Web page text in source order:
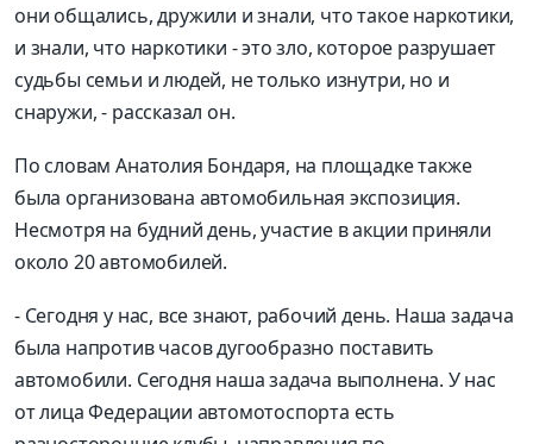
они общались, дружили и знали, что такое наркотики,
и знали, что наркотики -это зло, которое разрушает
судьбы семьи и людей, не только изнутри, но и
снаружи,- рассказал он.
По словам Анатолия Бондаря, на площадке также
была организована автомобильная экспозиция.
Несмотря на будний день, участие в акции приняли
около 20 автомобилей.
- Сегодня у нас, все знают, рабочий день. Наша задача
была напротив часов дугообразно поставить
автомобили. Сегодня наша задача выполнена. У нас
от лица Федерации автомотоспорта есть